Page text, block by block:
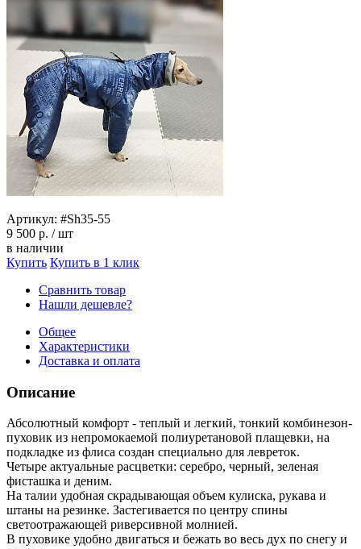
Артикул: #Sh35-55
9 500 р. / шт
в наличии
Купить Купить в 1 клик
Сравнить товар
Нашли дешевле?
Общее
Характеристики
Доставка и оплата
Описание
Абсолютный комфорт - теплый и легкий, тонкий комбинезон-
пуховик из непромокаемой полиуретановой плащевки, на
подкладке из флиса создан специально для левреток.
Четыре актуальные расцветки: серебро, черный, зеленая
фисташка и деним.
На талии удобная скрадывающая объем кулиска, рукава и
штаны на резинке. Застегивается по центру спины
светоотражающей риверсивной молнией.
В пуховике удобно двигаться и бежать во весь дух по снегу и